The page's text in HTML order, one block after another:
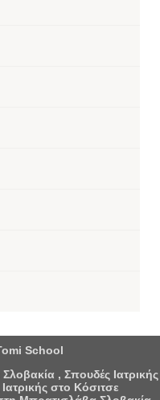
School
, Σπουδές Ιατρικής
στο Κόσιτσε